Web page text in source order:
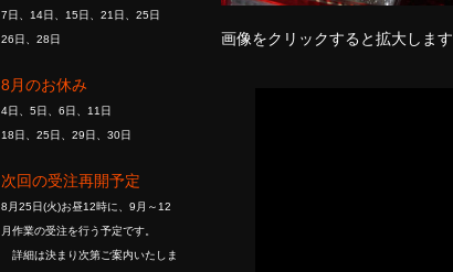
画像をクリックすると拡大します
7日、14日、15日、21日、25日
26日、28日
8月のお休み
4日、5日、6日、11日
18日、25日、29日、30日
次回の受注再開予定
8月25日(火)お昼12時に、9月～12
月作業の受注を行う予定です。
詳細は決まり次第ご案内いたしま